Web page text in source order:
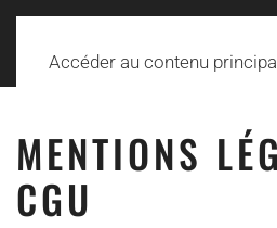
Accéder au contenu principal
MENTIONS
CGU